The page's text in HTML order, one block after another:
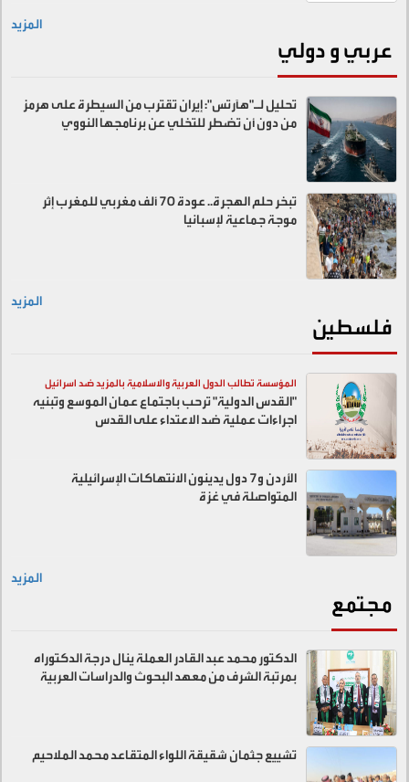
المزيد
عربي و دولي
تحليل لـ"هآرتس": إيران تقترب من السيطرة على هرمز
من دون أن تضطر للتخلي عن برنامجها النووي
تبخر حلم الهجرة.. عودة 70 ألف مغربي للمغرب إثر
موجة جماعية لإسبانيا
المزيد
فلسطين
المؤسسة تطالب الدول العربية والاسلامية بالمزيد ضد اسرائيل
"القدس الدولية" ترحب باجتماع عمان الموسع وتبنيه
اجراءات عملية ضد الاعتداء على القدس
الأردن و7 دول يدينون الانتهاكات الإسرائيلية
المتواصلة في غزة
المزيد
مجتمع
الدكتور محمد عبد القادر العملة ينال درجة الدكتوراه
بمرتبة الشرف من معهد البحوث والدراسات العربية
تشييع جثمان شقيقة اللواء المتقاعد محمد الملاحيم